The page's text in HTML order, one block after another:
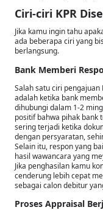
Ciri-ciri KPR
Jika kamu ingin tahu
ada beberapa ciri yang
berlangsung.
Bank Memberi
Salah satu ciri pengajuan
adalah ketika bank
dihubungi dalam 1-2
positif bahwa pihak bank
sering terjadi ketika
dengan persyaratan,
Selain itu, respon yang
hasil wawancara yang
Jika penghasilan kamu
cenderung lebih cepat
sebagai calon debitur
Proses Appraisal